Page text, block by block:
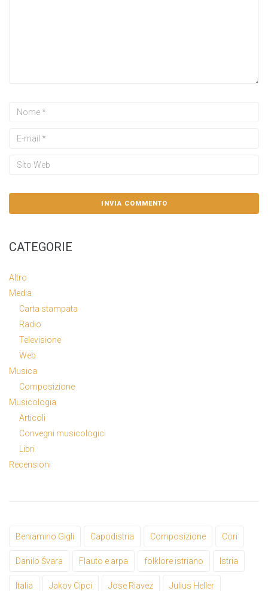
CATEGORIE
Altro
Media
Carta stampata
Radio
Televisione
Web
Musica
Composizione
Musicologia
Articoli
Convegni musicologici
Libri
Recensioni
Beniamino Gigli Capodistria Composizione Cori
Danilo Švara Flauto e arpa folklore istriano Istria
Italia Jakov Cipci Jose Riavez Julius Heller